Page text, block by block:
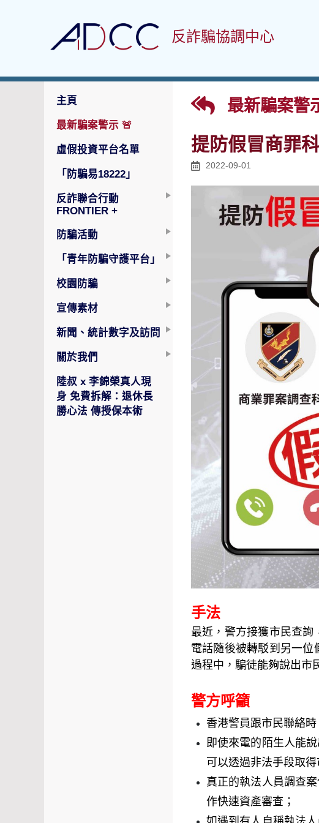
反詐騙協調中心
主頁
最新騙案警示 🚨
虛假投資平台名單
「防騙易18222」
反詐聯合行動
FRONTIER +
防騙活動
「青年防騙守護平台」
校園防騙
宣傳素材
新聞、統計數字及訪問
關於我們
陸叔 x 李錦榮真人現
身 免費拆解：退休長
勝心法 傳授保本術
最新騙案警
提防假冒商罪
2022-09-01
手法
最近，警方接獲市民查詢
電話隨後被轉駁到另一
過程中，騙徒能夠說出市
警方呼籲
香港警員跟市民聯絡
即使來電的陌生人能
可以透過非法手段取得
真正的執法人員調查
作快速資產審查；